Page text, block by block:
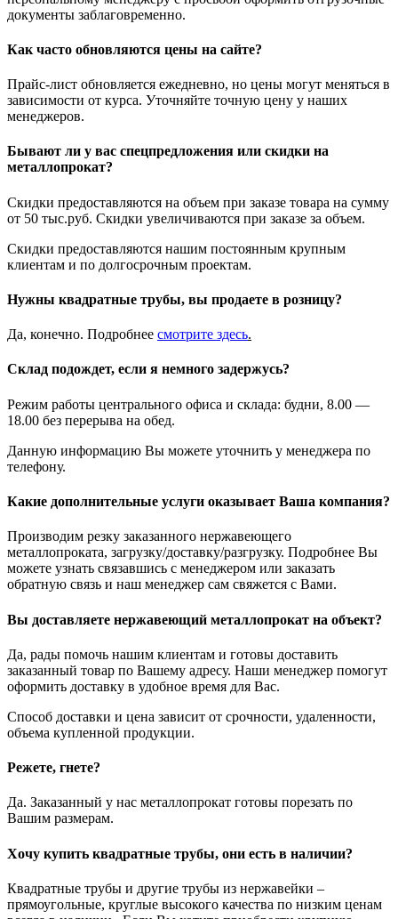
документы заблаговременно.
Как часто обновляются цены на сайте?
Прайс-лист обновляется ежедневно, но цены могут меняться в
зависимости от курса. Уточняйте точную цену у наших
менеджеров.
Бывают ли у вас спецпредложения или скидки на
металлопрокат?
Скидки предоставляются на объем при заказе товара на сумму
от 50 тыс.руб. Скидки увеличиваются при заказе за объем.
Скидки предоставляются нашим постоянным крупным
клиентам и по долгосрочным проектам.
Нужны квадратные трубы, вы продаете в розницу?
Да, конечно. Подробнее смотрите здесь.
Склад подождет, если я немного задержусь?
Режим работы центрального офиса и склада: будни, 8.00 —
18.00 без перерыва на обед.
Данную информацию Вы можете уточнить у менеджера по
телефону.
Какие дополнительные услуги оказывает Ваша компания?
Производим резку заказанного нержавеющего
металлопроката, загрузку/доставку/разгрузку. Подробнее Вы
можете узнать связавшись с менеджером или заказать
обратную связь и наш менеджер сам свяжется с Вами.
Вы доставляете нержавеющий металлопрокат на объект?
Да, рады помочь нашим клиентам и готовы доставить
заказанный товар по Вашему адресу. Наши менеджер помогут
оформить доставку в удобное время для Вас.
Способ доставки и цена зависит от срочности, удаленности,
объема купленной продукции.
Режете, гнете?
Да. Заказанный у нас металлопрокат готовы порезать по
Вашим размерам.
Хочу купить квадратные трубы, они есть в наличии?
Квадратные трубы и другие трубы из нержавейки –
прямоугольные, круглые высокого качества по низким ценам